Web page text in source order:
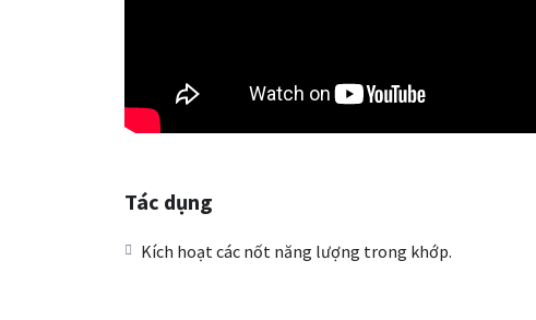
Tác dụng
Kích hoạt các nốt năng lượng trong khớp.